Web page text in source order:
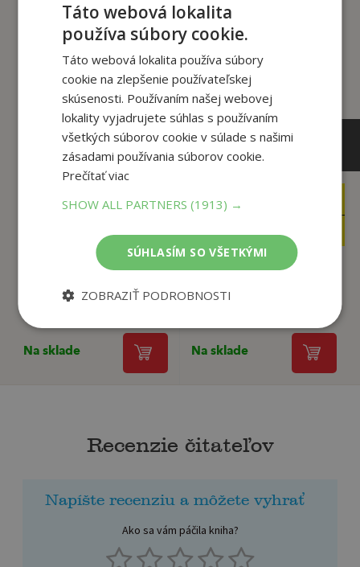
Zákazníci, ktorí si kúpili
tento titul si tiež kúpili
12,10€
Zmaturuj! z
literatúry 1
Na sklade
S dinosaurami do
Na sklade
Recenzie čitateľov
Napíšte recenziu a môžete vyhrať
Ako sa vám páčila kniha?
Táto webová lokalita
používa súbory cookie.
Táto webová lokalita používa súbory
cookie na zlepšenie používateľskej
skúsenosti. Používaním našej webovej
lokality vyjadrujete súhlas s používaním
všetkých súborov cookie v súlade s našimi
zásadami používania súborov cookie.
Prečítať viac
SHOW ALL PARTNERS(1913) →
SÚHLASÍM SO VŠETKÝMI
ZOBRAZIŤ PODROBNOSTI